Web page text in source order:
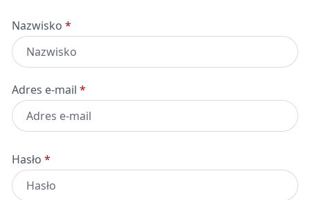
Nazwisko *
Adres e-mail *
Hasło *